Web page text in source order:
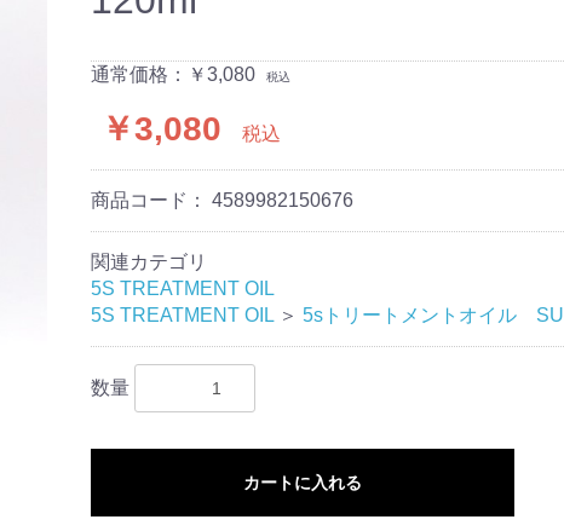
通常価格：￥3,080 税込
￥3,080 税込
商品コード： 4589982150676
関連カテゴリ
5S TREATMENT OIL
5S TREATMENT OIL ＞ 5sトリートメントオイル SUI
数量
カートに入れる